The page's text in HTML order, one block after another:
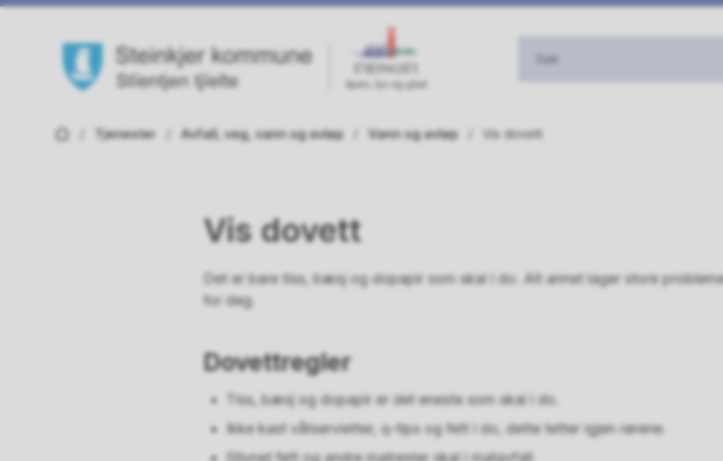
Du er her:Tjenester Avfall, veg, vann og avløp Vann og avløp Vis dovett
Vis dovett
Det er bare tiss, bæsj og dopapir som skal i do. Alt annet lager store
for deg.
Dovettregler
Tiss, bæsj og dopapir er det eneste som skal i do.
Ikke kast våtservietter, q-tips og fett i do, dette tetter igjen rørene.
Stivnet fett og andre matrester skal i matavfall.